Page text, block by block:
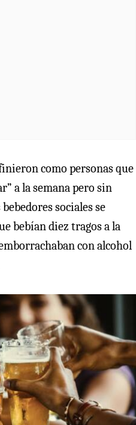
como personas que
a la semana pero sin
sociales se
bebían diez tragos a la
con alcohol